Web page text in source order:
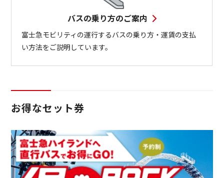
バスの乗り方のご案内
富士急モビリティの運行するバスの乗り方・運賃の支払
い方法をご説明しています。
お得なセット券